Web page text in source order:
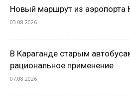
Новый маршрут из аэропорта
03.08.2026
В Караганде старым
рациональное применение
07.08.2026